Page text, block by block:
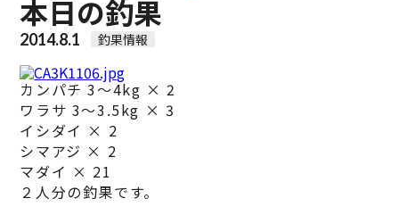
本日の釣果
2014.8.1 釣果情報
カンパチ 3〜4kg × 2
ワラサ 3〜3.5kg × 3
イシダイ × 2
シマアジ × 2
マダイ × 21
２人分の釣果です。